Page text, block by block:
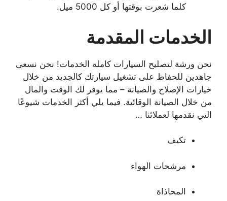
كلما شعرت بوقتها أو كل 5000 ميل.
الخدمات المقدمة
نحن ورشة لتصليح السيارات كاملة الخدمات! نحن نسعى
جاهدين للحفاظ على تشغيل سيارتك كالجديد من خلال
خيارات الإصلاح والصيانة – مما يوفر لك الوقت والمال
من خلال الصيانة الوقائية. فيما يلي أكثر الخدمات شيوعًا
التي نقدمها لعملائنا …
تكيف
مرشحات الهواء
المحاذاة